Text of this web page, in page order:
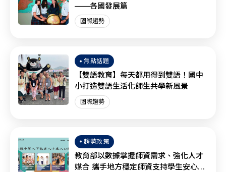
——各國發展篇
國際趨勢
焦點話題
【雙語教育】每天都用得到雙語！國中
小打造雙語生活化師生共學新風景
國際趨勢
趨勢政策
教育部以數據掌握師資需求、強化人才
媒合 攜手地方穩定師資支持學生安心學